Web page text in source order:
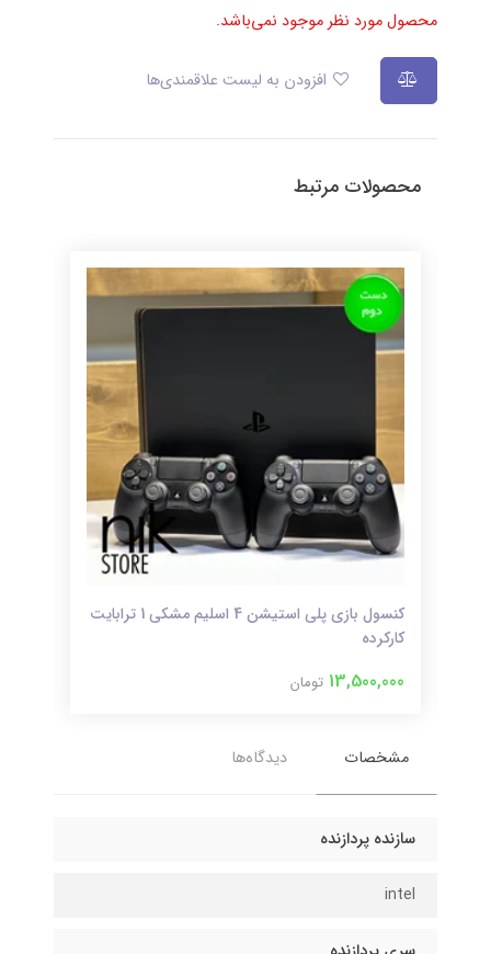
محصول مورد نظر موجود نمی‌باشد.
محصولات مرتبط
کنسول بازی پلی استیشن 4 اسلیم مشکی 1 ترابایت
کارکرده
13,500,000 تومان
مشخصات دیدگاه‌ها
سازنده پردازنده
intel